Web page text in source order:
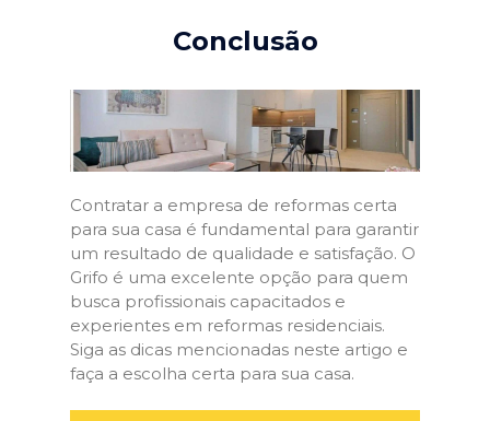
Conclusão
Contratar a empresa de reformas certa
para sua casa é fundamental para garantir
um resultado de qualidade e satisfação. O
Grifo é uma excelente opção para quem
busca profissionais capacitados e
experientes em reformas residenciais.
Siga as dicas mencionadas neste artigo e
faça a escolha certa para sua casa.